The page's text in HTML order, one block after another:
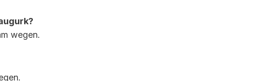
wegen.